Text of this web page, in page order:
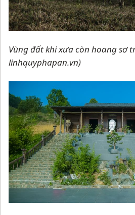
Vùng đất khi xưa còn hoang sơ
linhquyphapan.vn)